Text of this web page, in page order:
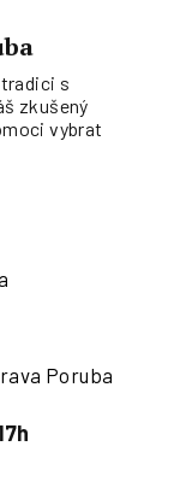
s
zkušený
vybrat
Poruba